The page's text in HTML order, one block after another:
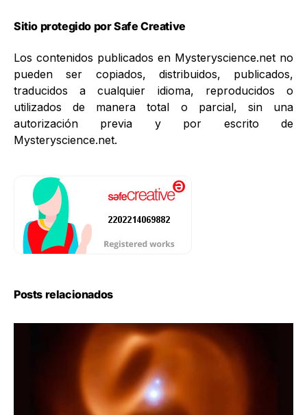
Sitio protegido por Safe Creative
Los contenidos publicados en Mysteryscience.net no
pueden ser copiados, distribuidos, publicados,
traducidos a cualquier idioma, reproducidos o
utilizados de manera total o parcial, sin una
autorización previa y por escrito de
Mysteryscience.net.
Posts relacionados